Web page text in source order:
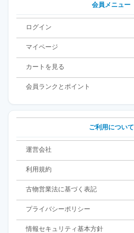
会員メニュー
ログイン
マイページ
カートを見る
会員ランクとポイント
ご利用について
運営会社
利用規約
古物営業法に基づく表記
プライバシーポリシー
情報セキュリティ基本方針